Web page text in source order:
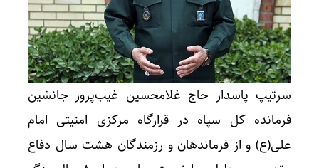
سرتیپ پاسدار حاج غلامحسین غیب‌پرور جانشین
فرمانده کل سپاه در قرارگاه مرکزی امنیتی امام
علی(ع) و از فرماندهان و رزمندگان هشت سال دفاع